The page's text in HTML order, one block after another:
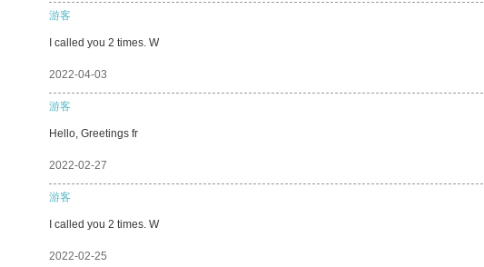
游客
I called you 2 times. W
2022-04-03
游客
Hello, Greetings fr
2022-02-27
游客
I called you 2 times. W
2022-02-25